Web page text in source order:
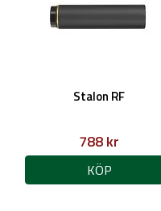
Stalon RF
788 kr
KÖP